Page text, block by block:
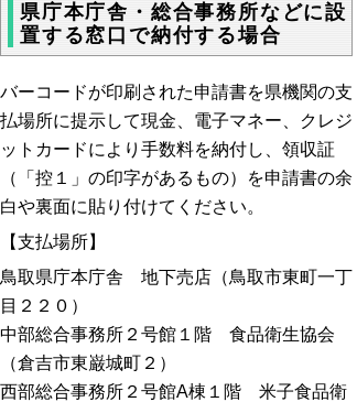
県庁本庁舎・総合事務所などに設
置する窓口で納付する場合
バーコードが印刷された申請書を県機関の支
払場所に提示して現金、電子マネー、クレジ
ットカードにより手数料を納付し、領収証
（「控１」の印字があるもの）を申請書の余
白や裏面に貼り付けてください。
【支払場所】
鳥取県庁本庁舎 地下売店（鳥取市東町一丁
目２２０）
中部総合事務所２号館１階 食品衛生協会
（倉吉市東巌城町２）
西部総合事務所２号館A棟１階 米子食品衛